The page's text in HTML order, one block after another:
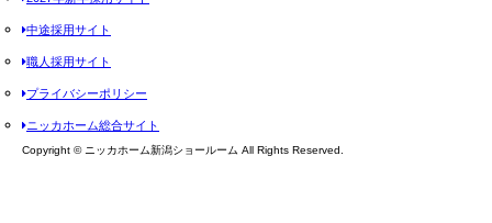
中途採用サイト
職人採用サイト
プライバシーポリシー
ニッカホーム総合サイト
Copyright © ニッカホーム新潟ショールーム All Rights Reserved.